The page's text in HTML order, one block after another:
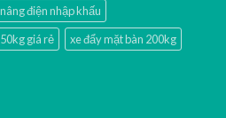
điện nhập khấu
giá rẻ
xe đẩy mặt bàn 200kg